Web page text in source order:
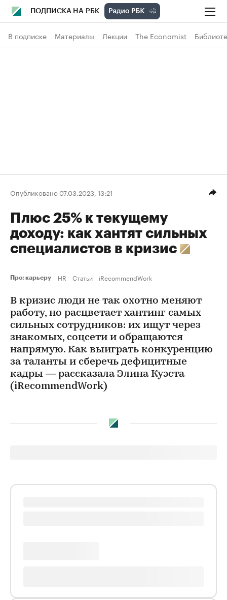
ПОДПИСКА НА РБК
В подписке Материалы Лекции The Economist
Опубликовано 07.03.2023, 13:21
Плюс 25% к текущему
доходу: как хантят сильных
специалистов в кризис
Про: карьеру HR Статьи iRecommendWork
В кризис люди не так охотно меняют
работу, но расцветает хантинг самых
сильных сотрудников: их ищут через
знакомых, соцсети и обращаются
напрямую. Как выиграть конкуренцию
за таланты и сберечь дефицитные
кадры — рассказала Элина Куэста
(iRecommendWork)